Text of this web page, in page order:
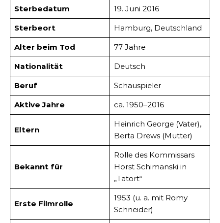
Sterbedatum 19. Juni 2016
Sterbeort Hamburg, Deutschland
Alter beim Tod 77 Jahre
Nationalität Deutsch
Beruf Schauspieler
Aktive Jahre ca. 1950–2016
Eltern
Heinrich George (Vater),
Berta Drews (Mutter)
Bekannt für
Rolle des Kommissars
Horst Schimanski in
„Tatort“
Erste Filmrolle
1953 (u. a. mit Romy
Schneider)